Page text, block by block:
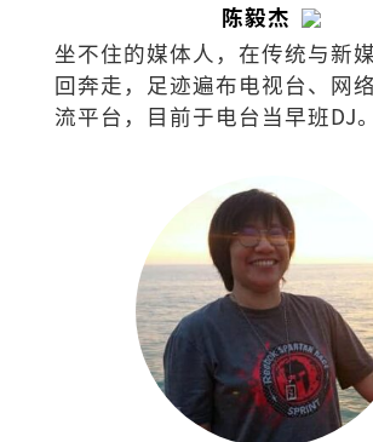
陈毅杰
坐不住的媒体人，在传统与新
回奔走，足迹遍布电视台、网
流平台，目前于电台当早班DJ。